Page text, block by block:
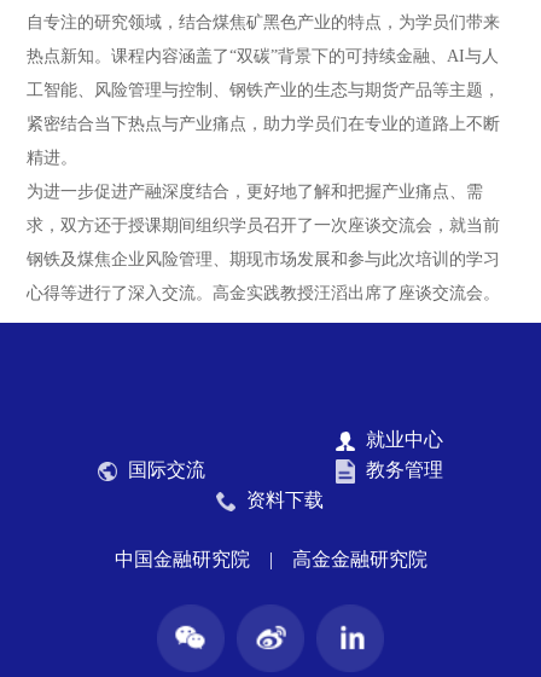
自专注的研究领域，结合煤焦矿黑色产业的特点，为学员们带来
热点新知。课程内容涵盖了“双碳”背景下的可持续金融、AI与人
工智能、风险管理与控制、钢铁产业的生态与期货产品等主题，
紧密结合当下热点与产业痛点，助力学员们在专业的道路上不断
精进。
为进一步促进产融深度结合，更好地了解和把握产业痛点、需
求，双方还于授课期间组织学员召开了一次座谈交流会，就当前
钢铁及煤焦企业风险管理、期现市场发展和参与此次培训的学习
心得等进行了深入交流。高金实践教授汪滔出席了座谈交流会。
就业中心
国际交流
教务管理
资料下载
中国金融研究院 | 高金金融研究院